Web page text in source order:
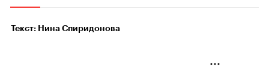
Текст: Нина Спиридонова